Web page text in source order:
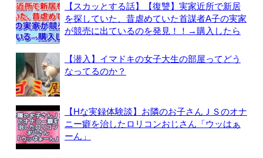
【スカッとする話】【復讐】実家近所で新居
を探していた、昔虐めていた首謀者A子の実家
が競売に出ているのを発見！！→購入したら
【潜入】イマドキの女子大生の部屋ってどう
なってるのか？
【Hな実録体験談】お隣のお子さんＪＳのオナ
ニー癖を治したロリコンおじさん「ウッはぁ
ーん」